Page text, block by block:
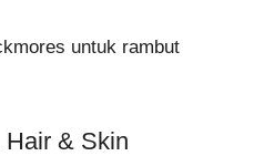
untuk rambut
& Skin